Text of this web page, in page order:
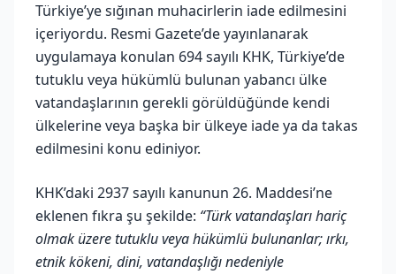
Türkiye’ye sığınan muhacirlerin iade edilmesini
içeriyordu. Resmi Gazete’de yayınlanarak
uygulamaya konulan 694 sayılı KHK, Türkiye’de
tutuklu veya hükümlü bulunan yabancı ülke
vatandaşlarının gerekli görüldüğünde kendi
ülkelerine veya başka bir ülkeye iade ya da takas
edilmesini konu ediniyor.
KHK’daki 2937 sayılı kanunun 26. Maddesi’ne
eklenen fıkra şu şekilde: “Türk vatandaşları hariç
olmak üzere tutuklu veya hükümlü bulunanlar; ırkı,
etnik kökeni, dini, vatandaşlığı nedeniyle